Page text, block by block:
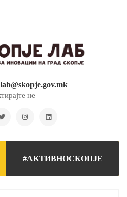
не
#АКТИВНОСКОПЈЕ